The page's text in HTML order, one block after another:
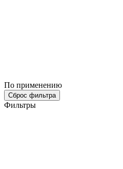
По применению
Сброс фильтра
Фильтры